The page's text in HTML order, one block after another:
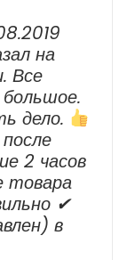
на
Все
дело.
2 часов
товара
✔
в